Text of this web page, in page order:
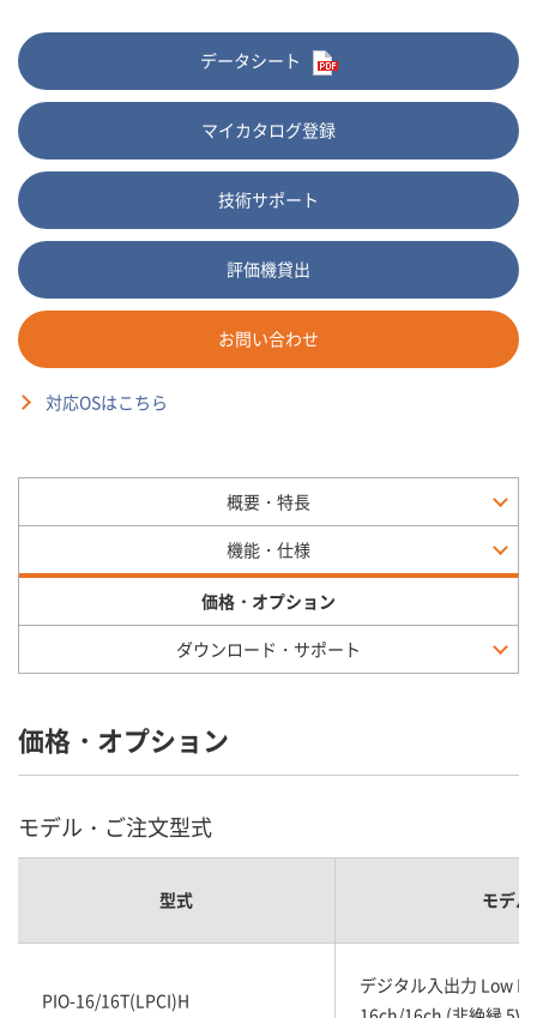
データシート
マイカタログ登録
技術サポート
評価機貸出
お問い合わせ
対応OSはこちら
概要・特長
機能・仕様
価格・オプション
ダウンロード・サポート
価格・オプション
モデル・ご注文型式
型式 モデル
PIO-16/16T(LPCI)H
デジタル入出力 Low